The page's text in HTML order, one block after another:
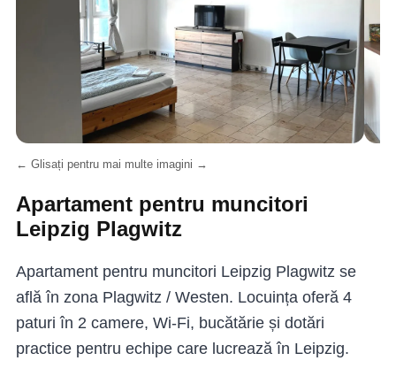
← Glisați pentru mai multe imagini →
Apartament pentru muncitori
Leipzig Plagwitz
Apartament pentru muncitori Leipzig Plagwitz se
află în zona Plagwitz / Westen. Locuința oferă 4
paturi în 2 camere, Wi‑Fi, bucătărie și dotări
practice pentru echipe care lucrează în Leipzig.